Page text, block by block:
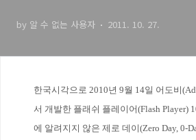
by 알 수 없는 사용자 2011. 10. 27.
한국시각으로 2010년 9월 14일 어도비
서 개발한 플래쉬 플레이어(Flash Player)
에 알려지지 않은 제로 데이(Zero Day, 0-